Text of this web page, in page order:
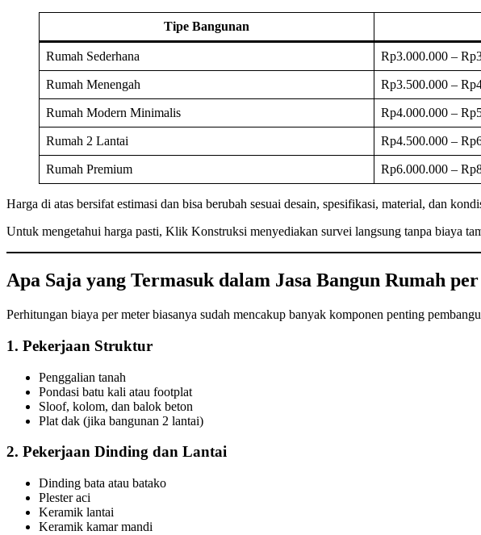
Tipe Bangunan
Rumah Sederhana Rp3.000.000 –
Rumah Menengah Rp3.500.000 –
Rumah Modern Minimalis Rp4.000.000 –
Rumah 2 Lantai Rp4.500.000 –
Rumah Premium Rp6.000.000 –
Harga di atas bersifat estimasi dan bisa berubah sesuai desain, spesifikasi, material, dan
Untuk mengetahui harga pasti, Klik Konstruksi menyediakan survei langsung tanpa biaya
Apa Saja yang Termasuk dalam Jasa Bangun Rumah
Perhitungan biaya per meter biasanya sudah mencakup banyak komponen penting
1. Pekerjaan Struktur
Penggalian tanah
Pondasi batu kali atau footplat
Sloof, kolom, dan balok beton
Plat dak (jika bangunan 2 lantai)
2. Pekerjaan Dinding dan Lantai
Dinding bata atau batako
Plester aci
Keramik lantai
Keramik kamar mandi